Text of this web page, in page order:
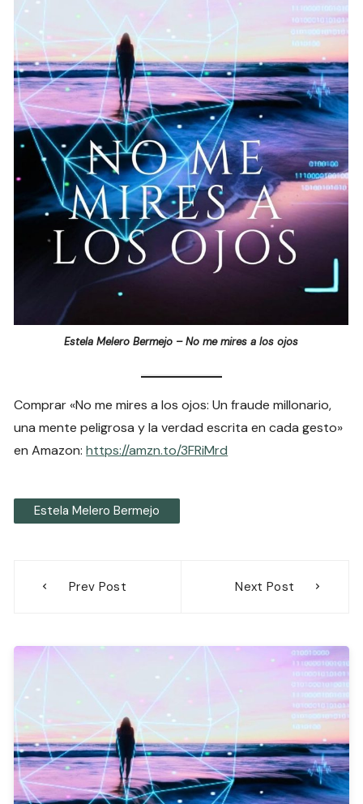
Estela Melero Bermejo – No me mires a los ojos
Comprar «No me mires a los ojos: Un fraude millonario,
una mente peligrosa y la verdad escrita en cada gesto»
en Amazon:https://amzn.to/3FRiMrd
Estela Melero Bermejo
Prev Post Next Post